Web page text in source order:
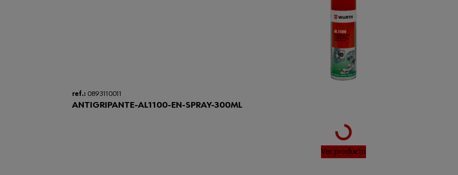
ref.: 0893110011
ANTIGRIPANTE-AL1100-EN-SPRAY-300ML
Loading...
Ver producto